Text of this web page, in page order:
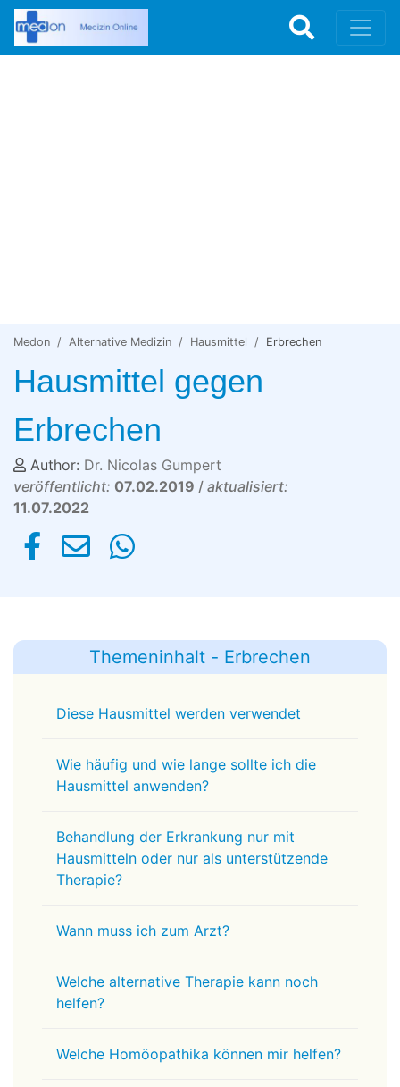
Medon Alternative Medizin Hausmittel Erbrechen
Hausmittel gegen
Erbrechen
Author: Dr. Nicolas Gumpert
veröffentlicht: 07.02.2019 / aktualisiert:
11.07.2022
Themeninhalt - Erbrechen
Diese Hausmittel werden verwendet
Wie häufig und wie lange sollte ich die
Hausmittel anwenden?
Behandlung der Erkrankung nur mit
Hausmitteln oder nur als unterstützende
Therapie?
Wann muss ich zum Arzt?
Welche alternative Therapie kann noch
helfen?
Welche Homöopathika können mir helfen?